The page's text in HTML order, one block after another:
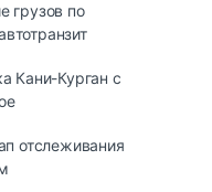
грузов по
Кани-Курган с
отслеживания